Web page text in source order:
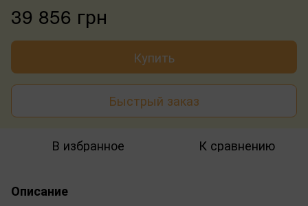
39 856 грн
Купить
Быстрый заказ
В избранное К сравнению
Описание